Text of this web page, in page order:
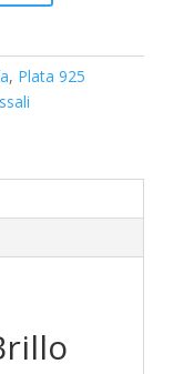
, Plata 925